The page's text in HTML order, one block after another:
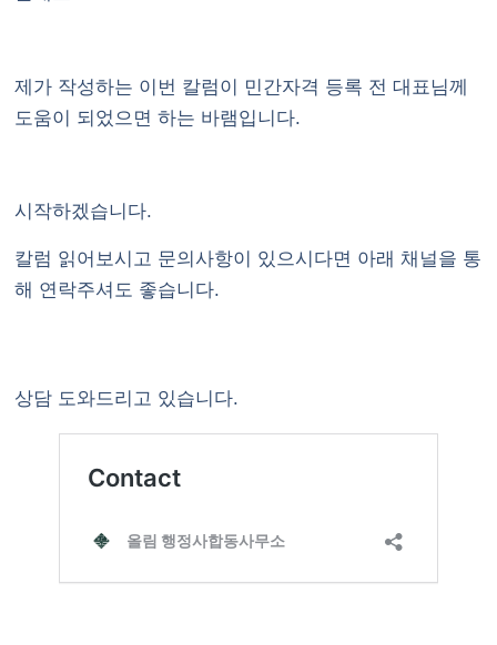
제가 작성하는 이번 칼럼이 민간자격 등록 전 대표님께
도움이 되었으면 하는 바램입니다.
시작하겠습니다.
칼럼 읽어보시고 문의사항이 있으시다면 아래 채널을 통
해 연락주셔도 좋습니다.
상담 도와드리고 있습니다.